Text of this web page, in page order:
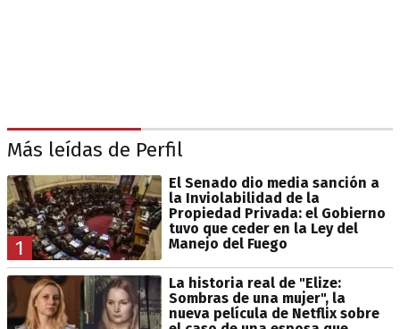
Más leídas de Perfil
1
El Senado dio media sanción a
la Inviolabilidad de la
Propiedad Privada: el Gobierno
tuvo que ceder en la Ley del
Manejo del Fuego
La historia real de "Elize:
Sombras de una mujer", la
nueva película de Netflix sobre